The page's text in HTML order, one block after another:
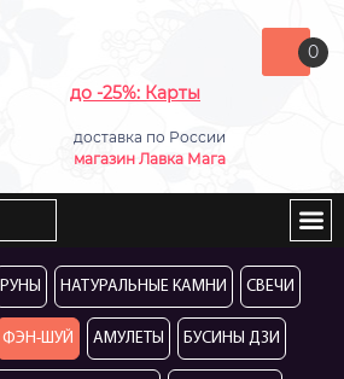
до -25%: Карты
доставка по России
магазин Лавка Мага
0
РУНЫ НАТУРАЛЬНЫЕ КАМНИ СВЕЧИ
ФЭН-ШУЙ АМУЛЕТЫ БУСИНЫ ДЗИ